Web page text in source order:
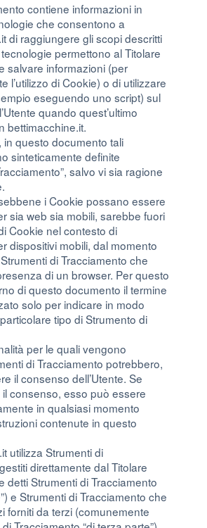
contiene informazioni in
che consentono a
di raggiungere gli scopi descritti
permettono al Titolare
salvare informazioni (per
l’utilizzo di Cookie) o di utilizzare
eseguendo uno script) sul
quando quest’ultimo
bettimacchine.it.
in questo documento tali
sinteticamente definite
salvo vi sia ragione
i Cookie possano essere
sia web sia mobili, sarebbe fuori
Cookie nel contesto di
dispositivi mobili, dal momento
di Tracciamento che
di un browser. Per questo
di questo documento il termine
solo per indicare in modo
tipo di Strumento di
per le quali vengono
di Tracciamento potrebbero,
il consenso dell’Utente. Se
consenso, esso può essere
in qualsiasi momento
contenute in questo
utilizza Strumenti di
direttamente dal Titolare
detti Strumenti di Tracciamento
e Strumenti di Tracciamento che
forniti da terzi (comunemente